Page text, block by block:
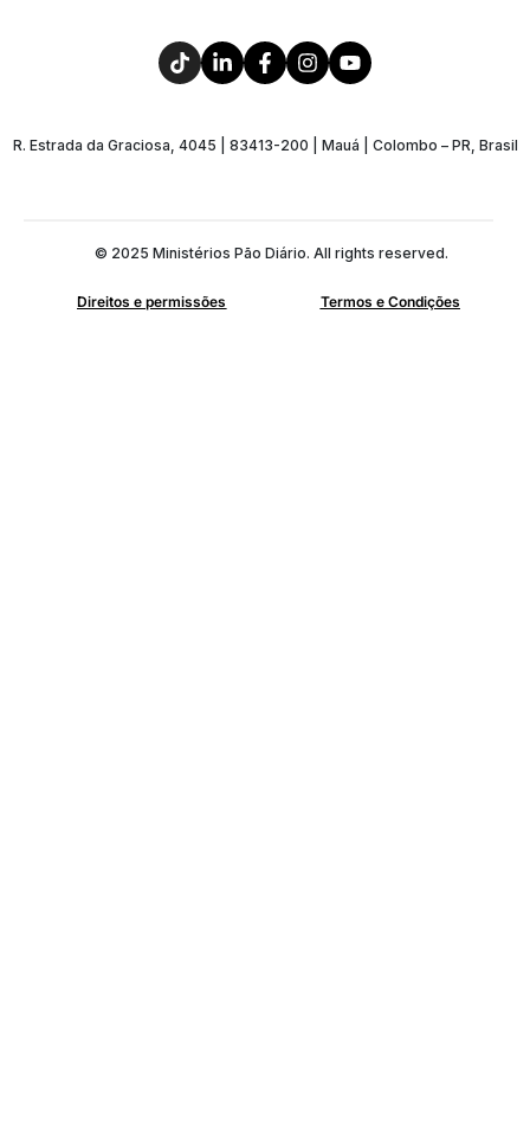
R. Estrada da Graciosa, 4045 | 83413-200 | Mauá | Colombo – PR, Brasil
© 2025 Ministérios Pão Diário. All rights reserved.
Direitos e permissões Termos e Condições